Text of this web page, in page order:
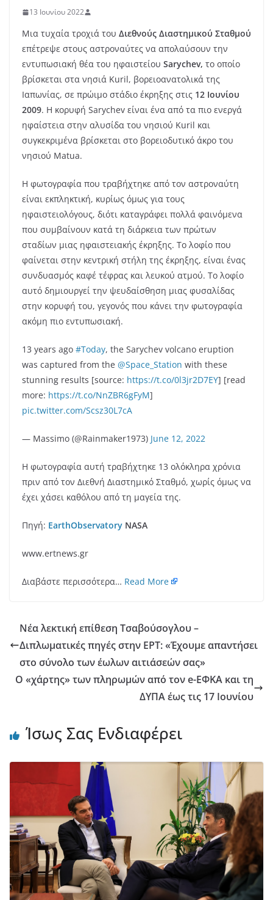
13 Ιουνίου 2022
Μια τυχαία τροχιά του Διεθνούς Διαστημικού Σταθμού
επέτρεψε στους αστροναύτες να απολαύσουν την
εντυπωσιακή θέα του ηφαιστείου Sarychev, το οποίο
βρίσκεται στα νησιά Kuril, βορειοανατολικά της
Ιαπωνίας, σε πρώιμο στάδιο έκρηξης στις 12 Ιουνίου
2009. Η κορυφή Sarychev είναι ένα από τα πιο ενεργά
ηφαίστεια στην αλυσίδα του νησιού Kuril και
συγκεκριμένα βρίσκεται στο βορειοδυτικό άκρο του
νησιού Matua.
Η φωτογραφία που τραβήχτηκε από τον αστροναύτη
είναι εκπληκτική, κυρίως όμως για τους
ηφαιστειολόγους, διότι καταγράφει πολλά φαινόμενα
που συμβαίνουν κατά τη διάρκεια των πρώτων
σταδίων μιας ηφαιστειακής έκρηξης. Το λοφίο που
φαίνεται στην κεντρική στήλη της έκρηξης, είναι ένας
συνδυασμός καφέ τέφρας και λευκού ατμού. Το λοφίο
αυτό δημιουργεί την ψευδαίσθηση μιας φυσαλίδας
στην κορυφή του, γεγονός που κάνει την φωτογραφία
ακόμη πιο εντυπωσιακή.
13 years ago #Today, the Sarychev volcano eruption
was captured from the @Space_Station with these
stunning results [source: https://t.co/0l3jr2D7EY] [read
more: https://t.co/NnZBR6gFyM]
pic.twitter.com/Scsz30L7cA
— Massimo (@Rainmaker1973) June 12, 2022
Η φωτογραφία αυτή τραβήχτηκε 13 ολόκληρα χρόνια
πριν από τον Διεθνή Διαστημικό Σταθμό, χωρίς όμως να
έχει χάσει καθόλου από τη μαγεία της.
Πηγή: EarthObservatory NASA
www.ertnews.gr
Διαβάστε περισσότερα… Read More
Νέα λεκτική επίθεση Τσαβούσογλου –
Διπλωματικές πηγές στην ΕΡΤ: «Έχουμε απαντήσει
στο σύνολο των έωλων αιτιάσεών σας»
Ο «χάρτης» των πληρωμών από τον e-ΕΦΚΑ και τη
ΔΥΠΑ έως τις 17 Ιουνίου
Ίσως Σας Ενδιαφέρει